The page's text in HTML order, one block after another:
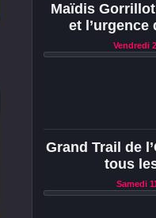
Maïdis
et l’urgence
Vendredi
Grand Trail de
tous
Samedi